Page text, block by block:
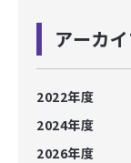
アーカ
2022年度
2024年度
2026年度